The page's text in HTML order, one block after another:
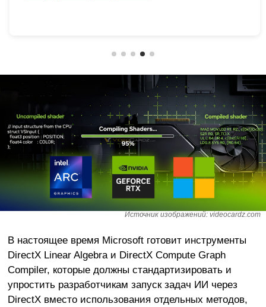
Источник изображений: videocardz.com
В настоящее время Microsoft готовит инструменты
DirectX Linear Algebra и DirectX Compute Graph
Compiler, которые должны стандартизировать и
упростить разработчикам запуск задач ИИ через
DirectX вместо использования отдельных методов,